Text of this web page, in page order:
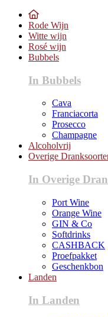
Rode Wijn
Witte wijn
Rosé wijn
Bubbels
In Bubbels
Cava
Franciacorta
Prosecco
Champagne
Alcoholvrij
Overige
In Overige
Port Wine
Orange Wine
GIN & Co
Softdrinks
CASHBACK
Proefpakket
Geschenkbon
Landen
In Landen